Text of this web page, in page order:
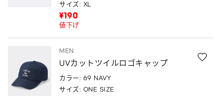
サイズ: XL
¥190
値下げ
MEN
UVカットツイルロゴキャップ
カラー: 69 NAVY
サイズ: ONE SIZE